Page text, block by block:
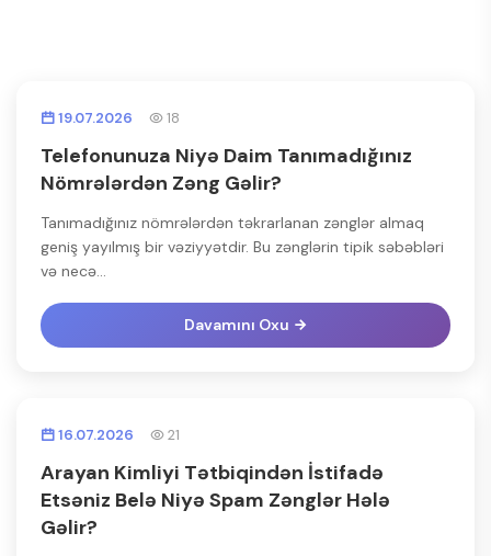
19.07.2026 18
Telefonunuza Niyə Daim Tanımadığınız
Nömrələrdən Zəng Gəlir?
Tanımadığınız nömrələrdən təkrarlanan zənglər almaq
geniş yayılmış bir vəziyyətdir. Bu zənglərin tipik səbəbləri
və necə...
Davamını Oxu
16.07.2026 21
Arayan Kimliyi Tətbiqindən İstifadə
Etsəniz Belə Niyə Spam Zənglər Hələ
Gəlir?